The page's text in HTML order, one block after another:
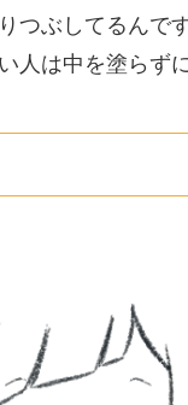
つぶしてるんで
人は中を塗らず